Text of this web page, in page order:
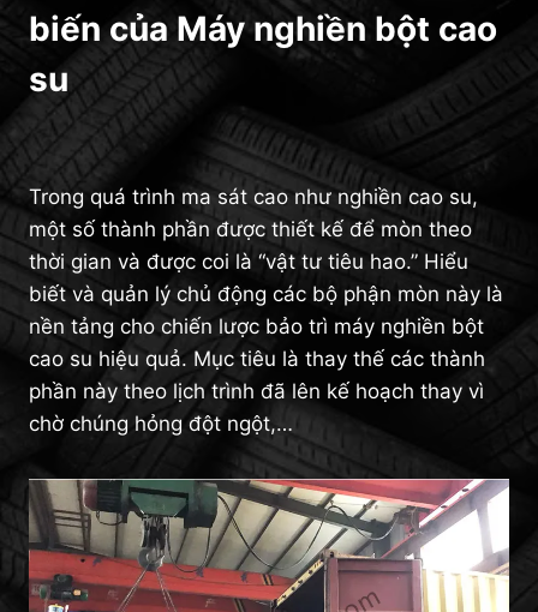
biến của Máy nghiền bột cao
su
Trong quá trình ma sát cao như nghiền cao su,
một số thành phần được thiết kế để mòn theo
thời gian và được coi là “vật tư tiêu hao.” Hiểu
biết và quản lý chủ động các bộ phận mòn này là
nền tảng cho chiến lược bảo trì máy nghiền bột
cao su hiệu quả. Mục tiêu là thay thế các thành
phần này theo lịch trình đã lên kế hoạch thay vì
chờ chúng hỏng đột ngột,…